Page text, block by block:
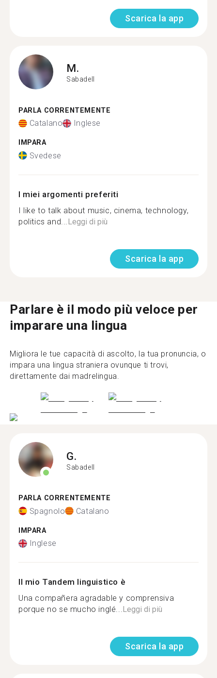
Scarica la app
M.
Sabadell
PARLA CORRENTEMENTE
Catalano Inglese
IMPARA
Svedese
I miei argomenti preferiti
I like to talk about music, cinema, technology,
politics and... Leggi di più
Scarica la app
Parlare è il modo più veloce per
imparare una lingua
Migliora le tue capacità di ascolto, la tua pronuncia, o
impara una lingua straniera ovunque ti trovi,
direttamente dai madrelingua.
G.
Sabadell
PARLA CORRENTEMENTE
Spagnolo Catalano
IMPARA
Inglese
Il mio Tandem linguistico è
Una compañera agradable y comprensiva
porque no se mucho inglé...Leggi di più
Scarica la app